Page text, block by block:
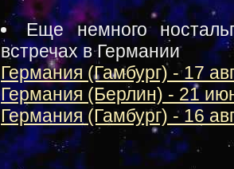
Еще немного
встречах в Германии
Германия (Гамбург) - 17
Германия (Берлин) - 21
Германия (Гамбург) - 16